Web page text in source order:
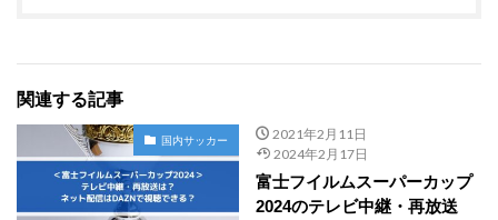
関連する記事
国内サッカー
2021年2月11日
2024年2月17日
富士フイルムスーパーカップ
2024のテレビ中継・再放送